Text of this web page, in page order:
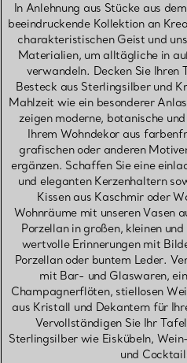
In Anlehnung aus Stücke aus
beeindruckende Kollektion an
charakteristischen Geist und
Materialien, um alltägliche in
verwandeln. Decken Sie Ihren
Besteck aus Sterlingsilber und
Mahlzeit wie ein besonderer
zeigen moderne, botanische
Ihrem Wohndekor aus
grafischen oder anderen
ergänzen. Schaffen Sie eine
und eleganten Kerzenhaltern
Kissen aus Kaschmir oder
Wohnräume mit unseren Vasen
Porzellan in großen, kleinen
wertvolle Erinnerungen mit
Porzellan oder buntem Leder.
mit Bar- und Glaswaren,
Champagnerflöten, stiellosen
aus Kristall und Dekantern für
Vervollständigen Sie Ihr
Sterlingsilber wie Eiskübeln,
und